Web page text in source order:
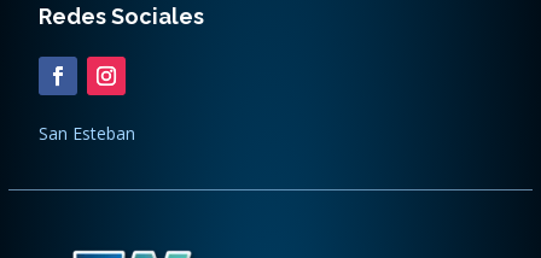
Redes Sociales
San Esteban